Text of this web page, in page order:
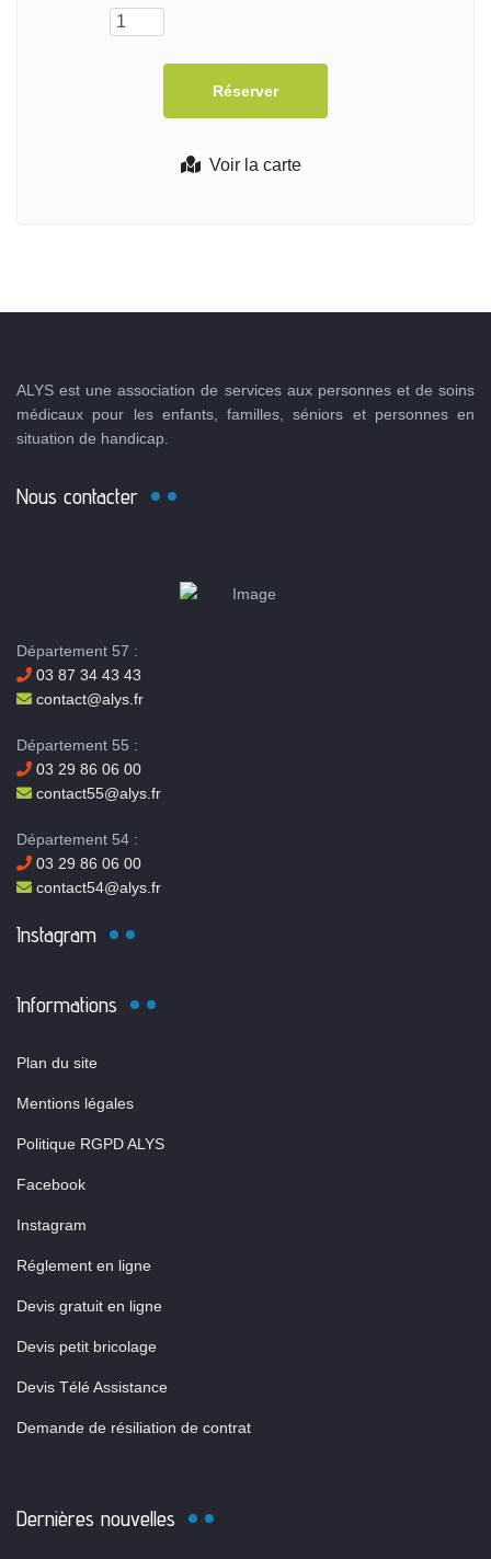
Voir la carte
ALYS est une association de services aux personnes et de soins
médicaux pour les enfants, familles, séniors et personnes en
situation de handicap.
Nous contacter
Département 57 :
03 87 34 43 43
contact@alys.fr
Département 55 :
03 29 86 06 00
contact55@alys.fr
Département 54 :
03 29 86 06 00
contact54@alys.fr
Instagram
Informations
Plan du site
Mentions légales
Politique RGPD ALYS
Facebook
Instagram
Réglement en ligne
Devis gratuit en ligne
Devis petit bricolage
Devis Télé Assistance
Demande de résiliation de contrat
Dernières nouvelles